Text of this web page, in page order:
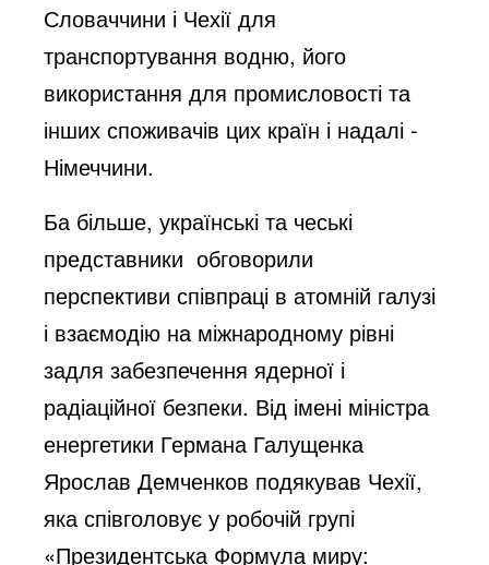
Словаччини і Чехії для
транспортування водню, його
використання для промисловості та
інших споживачів цих країн і надалі -
Німеччини.
Ба більше, українські та чеські
представники обговорили
перспективи співпраці в атомній галузі
і взаємодію на міжнародному рівні
задля забезпечення ядерної і
радіаційної безпеки. Від імені міністра
енергетики Германа Галущенка
Ярослав Демченков подякував Чехії,
яка співголовує у робочій групі
«Президентська Формула миру: